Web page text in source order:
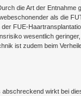
die Art der Entnahme
als die
der FUE-
wesentlich
ist zudem beim
abschreckend wirkt bei